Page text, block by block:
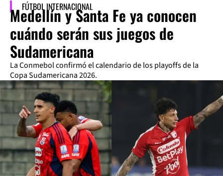
FÚTBOL INTERNACIONAL
Medellín y Santa Fe ya conocen
cuándo serán sus juegos de
Sudamericana
La Conmebol confirmó el calendario de los playoffs de la
Copa Sudamericana 2026.